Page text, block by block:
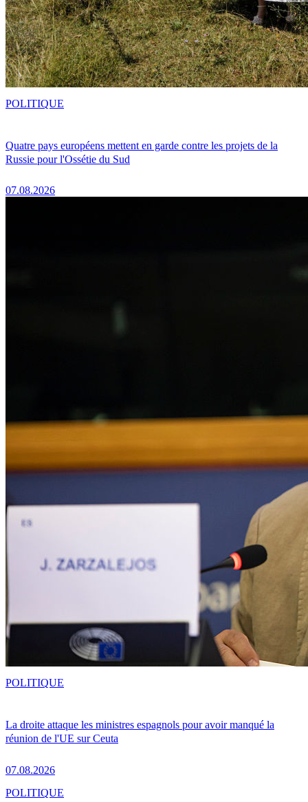
Quatre pays européens mettent en garde contre les projets de la
Russie pour l'Ossétie du Sud
07.08.2026
POLITIQUE
La droite attaque les ministres espagnols pour avoir manqué la
réunion de l'UE sur Ceuta
07.08.2026
POLITIQUE
POLITIQUE